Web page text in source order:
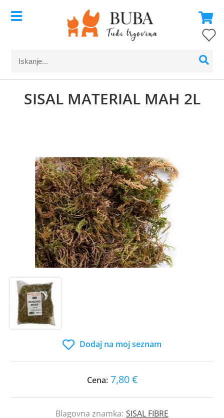
SISAL MATERIAL MAH 2L
Dodaj na moj seznam
Cena: 7,80 €
Blagovna znamka: SISAL FIBRE